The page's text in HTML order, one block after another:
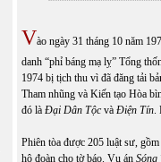
Vào ngày 31 tháng 10 năm
danh “phỉ báng mạ lỵ” Tổng
1974 bị tịch thu vì đã đăng tải
Tham nhũng và Kiến tạo Hòa
đó là Đại Dân Tộcvà Điện Tín.
Phiên tòa được 205 luật sư,
hộ đoàn cho tờ báo. Vụ án Sóng